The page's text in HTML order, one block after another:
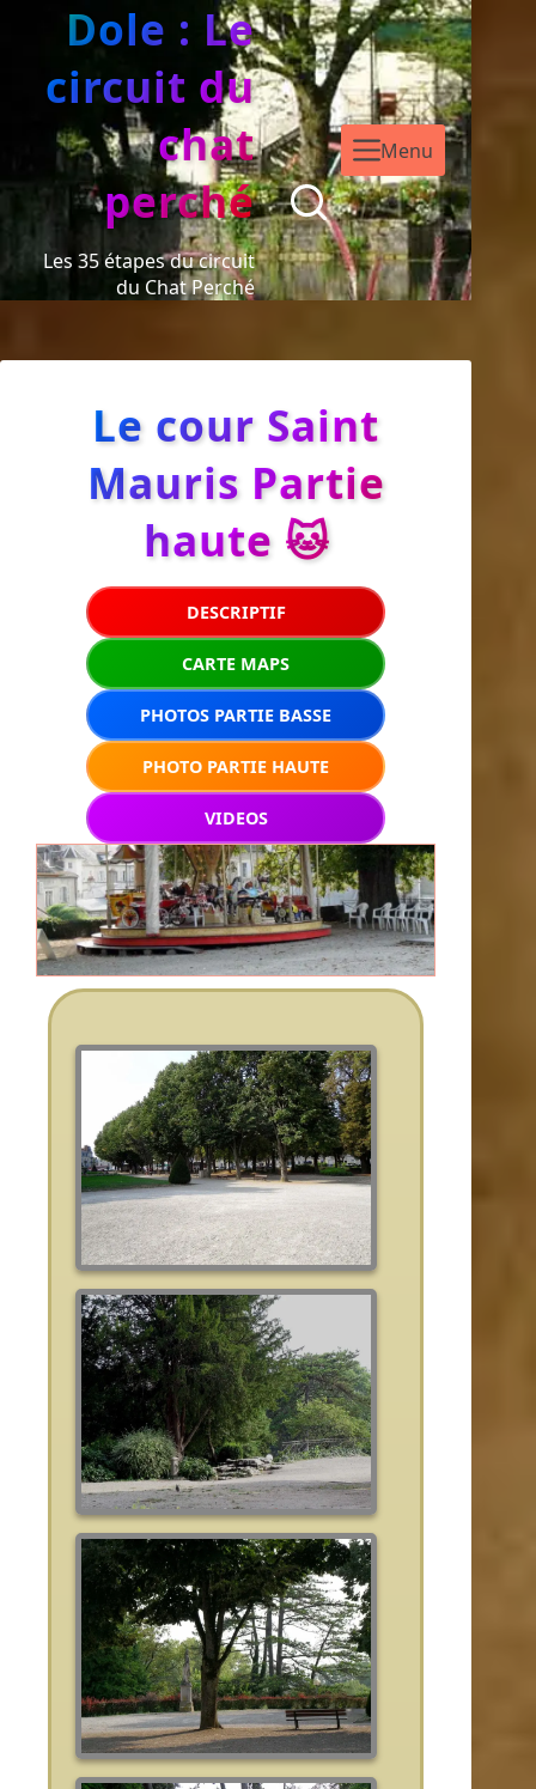
Dole : Le
circuit du
chat
perché
Les 35 étapes du circuit
du Chat Perché
Menu
Le cour Saint
Mauris Partie
haute 🐱
DESCRIPTIF
CARTE MAPS
PHOTOS PARTIE BASSE
PHOTO PARTIE HAUTE
VIDEOS